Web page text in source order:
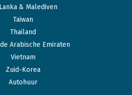
& Malediven
Taiwan
Thailand
Arabische Emiraten
Vietnam
Zuid-Korea
Autohuur